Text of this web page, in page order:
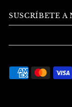
SUSCRÍBETE A